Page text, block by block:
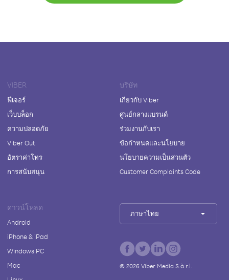
VIBER
ฟีเจอร์
เว็บบล็อก
ความปลอดภัย
Viber Out
อัตราค่าโทร
การสนับสนุน
บริษัท
เกี่ยวกับ Viber
ศูนย์กลางแบรนด์
ร่วมงานกับเรา
ข้อกำหนดและนโยบาย
นโยบายความเป็นส่วนตัว
Customer Complaints Code
ดาวน์โหลด
Android
iPhone & iPad
Windows PC
Mac
ภาษาไทย
© 2026Viber Media S.à r.l.